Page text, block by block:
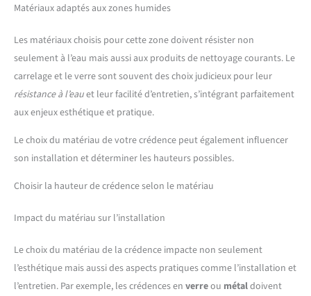
Matériaux adaptés aux zones humides
Les matériaux choisis pour cette zone doivent résister non
seulement à l’eau mais aussi aux produits de nettoyage courants. Le
carrelage et le verre sont souvent des choix judicieux pour leur
résistance à l’eauet leur facilité d’entretien, s’intégrant parfaitement
aux enjeux esthétique et pratique.
Le choix du matériau de votre crédence peut également influencer
son installation et déterminer les hauteurs possibles.
Choisir la hauteur de crédence selon le matériau
Impact du matériau sur l’installation
Le choix du matériau de la crédence impacte non seulement
l’esthétique mais aussi des aspects pratiques comme l’installation et
l’entretien. Par exemple, les crédences en verreou métaldoivent